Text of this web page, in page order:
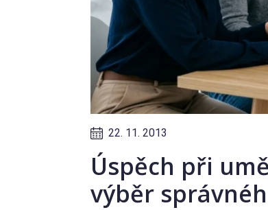
22. 11. 2013
Úspěch při
výběr